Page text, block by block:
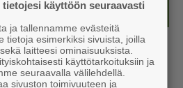
käyttöön seuraavasti
ja tallennamme evästeitä
tietoja esimerkiksi sivuista, joilla
laitteesi ominaisuuksista.
käyttötarkoituksiin ja
seuraavalla välilehdellä.
sivuston toimivuuteen ja